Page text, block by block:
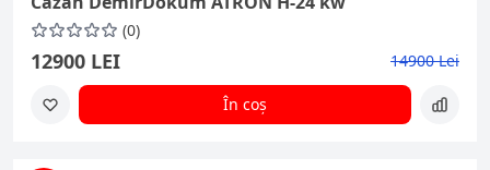
(0)
12900 LEI 14900 Lei
În coș